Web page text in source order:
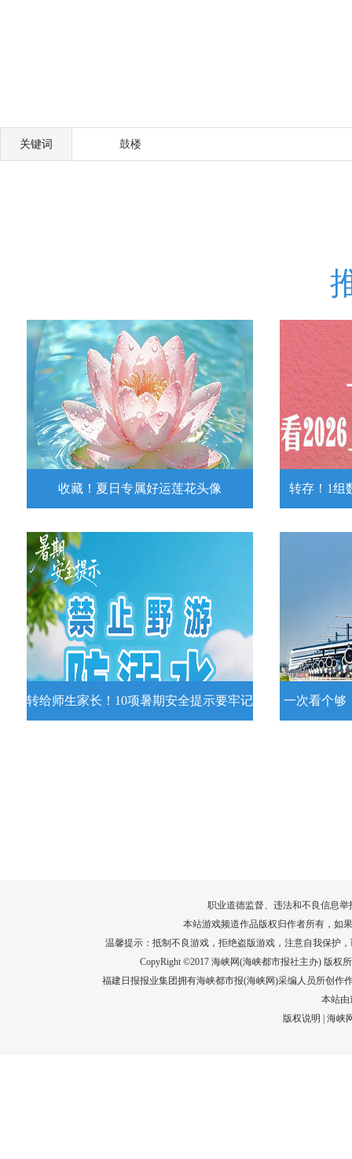
关键词 鼓楼
收藏！夏日专属好运莲花头像
收藏！夏日专属好运莲花头像
夏日专属好运莲花头像！
详情
转存！1组
转存！1
况发布。
转给师生家长！10项暑期安全提示要牢记 一次看个够
职业道德监督、违法和不良信息举
本站游戏频道作品版权归作者所有，如
温馨提示：抵制不良游戏，拒绝盗版游戏，注意自我保护
CopyRight ©2017 海峡网(海峡都市报社主办) 版权
福建日报报业集团拥有海峡都市报(海峡网)采编人员所创作
本站由
版权说明
|海峡